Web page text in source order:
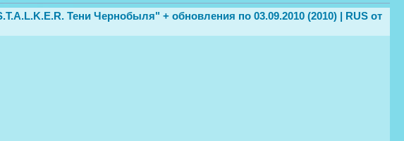
Тени Чернобыля" + обновления по 03.09.2010 (2010) | RUS от